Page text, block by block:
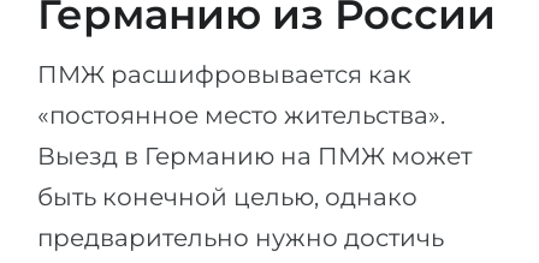
Германию из России
ПМЖ расшифровывается как
«постоянное место жительства».
Выезд в Германию на ПМЖ может
быть конечной целью, однако
предварительно нужно достичь